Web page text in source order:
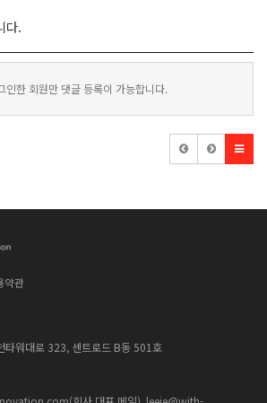
다.
인한 회원만 댓글 등록이 가능합니다.
약관
타워대로 323, 센트로드 B동 501호